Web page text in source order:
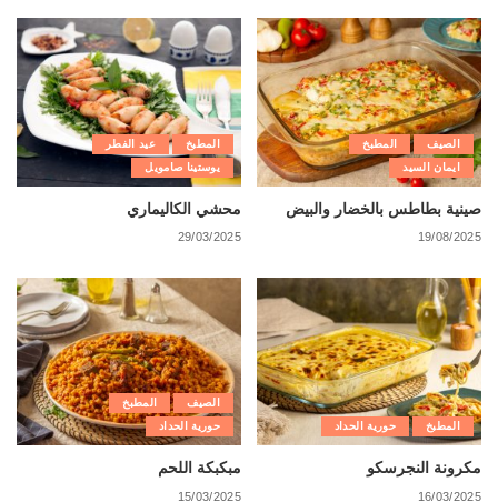
الصيف
المطبخ
ايمان السيد
صينية بطاطس بالخضار والبيض
19/08/2025
المطبخ
عيد الفطر
يوستينا صامويل
محشي الكاليماري
29/03/2025
المطبخ حورية الحداد
مكرونة النجرسكو
16/03/2025
الصيف
المطبخ
حورية الحداد
مبكبكة اللحم
15/03/2025